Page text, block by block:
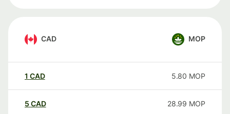
CAD MOP
1 CAD 5.80 MOP
5 CAD 28.99 MOP